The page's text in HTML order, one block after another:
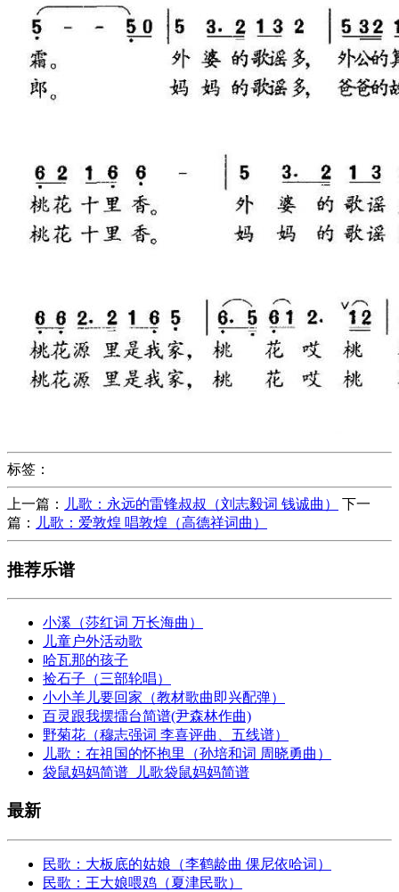
标签：
上一篇： 儿歌：永远的雷锋叔叔（刘志毅词 钱诚曲）
下一
篇：
儿歌：爱敦煌 唱敦煌（高德祥词曲）
推荐乐谱
小溪（莎红词 万长海曲）
儿童户外活动歌
哈瓦那的孩子
捡石子（三部轮唱）
小小羊儿要回家（教材歌曲即兴配弹）
百灵跟我摆擂台简谱(尹森林作曲)
野菊花（穆志强词 李喜评曲、五线谱）
儿歌：在祖国的怀抱里（孙培和词 周晓勇曲）
袋鼠妈妈简谱_儿歌袋鼠妈妈简谱
最新
民歌：大板底的姑娘（李鹤龄曲 倮尼依哈词）
民歌：王大娘喂鸡（夏津民歌）